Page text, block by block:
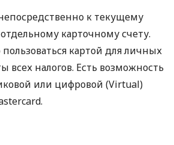
к текущему
карточному счету.
картой для личных
всех налогов. Есть возможность
или цифровой (Virtual)